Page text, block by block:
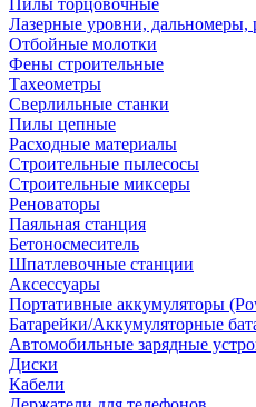
Пилы торцовочные
Лазерные уровни, дальномеры,
Отбойные молотки
Фены строительные
Тахеометры
Сверлильные станки
Пилы цепные
Расходные материалы
Строительные пылесосы
Строительные миксеры
Реноваторы
Паяльная станция
Бетоносмеситель
Шпатлевочные станции
Аксессуары
Портативные аккумуляторы
Батарейки/Аккумуляторные
Автомобильные зарядные
Диски
Кабели